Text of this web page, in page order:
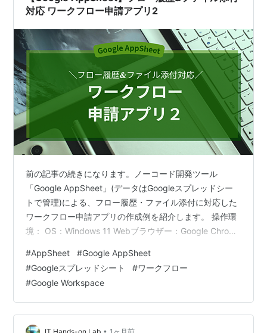
対応 ワークフロー申請アプリ2
前の記事の続きになります。ノーコード開発ツール
「Google AppSheet」(データはGoogleスプレッドシー
トで管理)による、フロー履歴・ファイル添付に対応した
ワークフロー申請アプリの作成例を紹介します。 操作環
境： OS：Windows 11 Webブラウザー：Google Chrome
Starter(AppSheet Core)(*) *AppSheetのライセンスの種
類毎の機能は、公式記事に掲載されています アプリ使用
環境： OS：Android アプリ：Google AppSheet アプリ
作成:Data 申請T…
#AppSheet #Google AppSheet
#Googleスプレッドシート #ワークフロー
#Google Workspace
•